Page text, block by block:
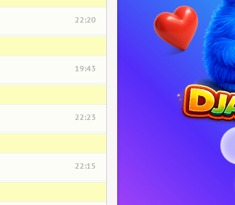
22:20
19:43
22:23
22:15